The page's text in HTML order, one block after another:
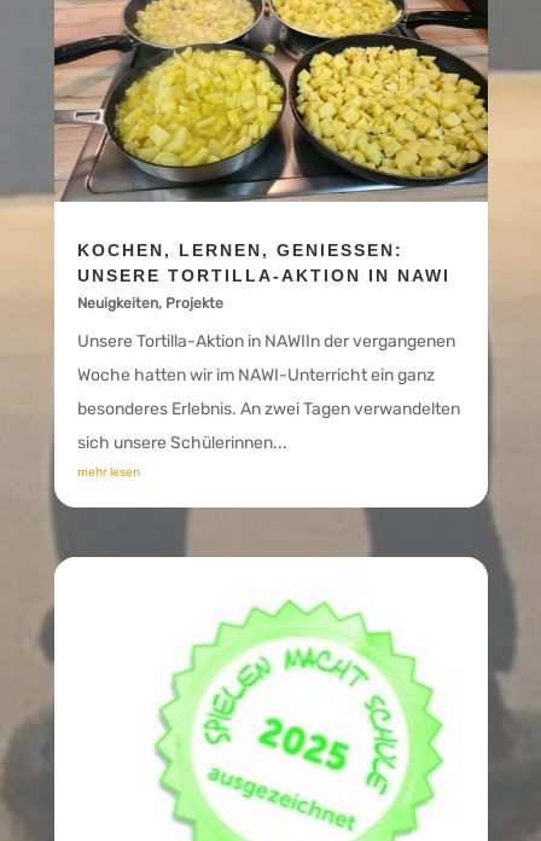
KOCHEN, LERNEN, GENIESSEN: U
NSERE TORTILLA-AKTION IN NAWI
Neuigkeiten, Projekte
Unsere Tortilla-Aktion in NAWIIn der vergangenen
Woche hatten wir im NAWI-Unterricht ein ganz
besonderes Erlebnis. An zwei Tagen verwandelten
sich unsere Schülerinnen...
mehr lesen